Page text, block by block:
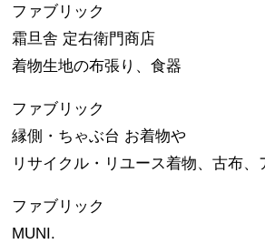
ファブリック
霜旦舎 定右衛門商店
着物生地の布張り、食器
ファブリック
縁側・ちゃぶ台 お着物や
リサイクル・リユース着物、古布、
ファブリック
MUNI.